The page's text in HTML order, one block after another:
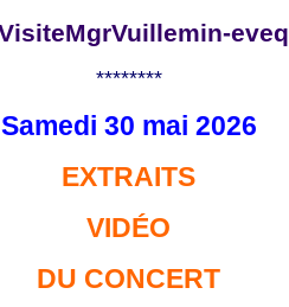
********
Samedi 30 mai 2026
EXTRAITS
VIDÉO
DU CONCERT